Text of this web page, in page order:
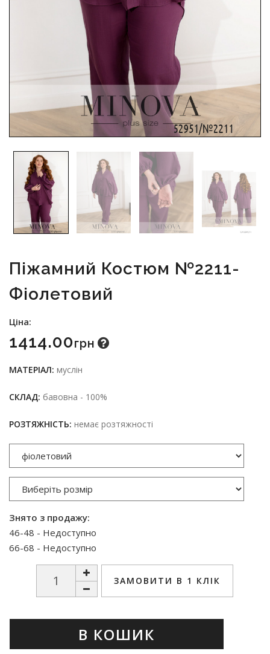
Піжамний Костюм №2211-
Фіолетовий
Ціна:
1414.00Грн
МАТЕРІАЛ: муслін
СКЛАД: бавовна - 100%
РОЗТЯЖНІСТЬ: немає розтяжності
Знято з продажу:
46-48 - Недоступно
66-68 - Недоступно
ЗАМОВИТИ В 1 КЛІК
В КОШИК